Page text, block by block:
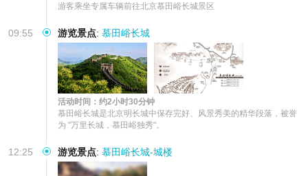
游客乘坐专属车辆前往北京慕田峪长城景区
09:55 游览景点: 慕田峪长城
活动时间：约2小时30分钟
慕田峪长城是北京明长城中保存完好、风景秀美的精华段落，被誉
为 "万里长城，慕田峪独秀"。
12:25 游览景点: 慕田峪长城-城楼